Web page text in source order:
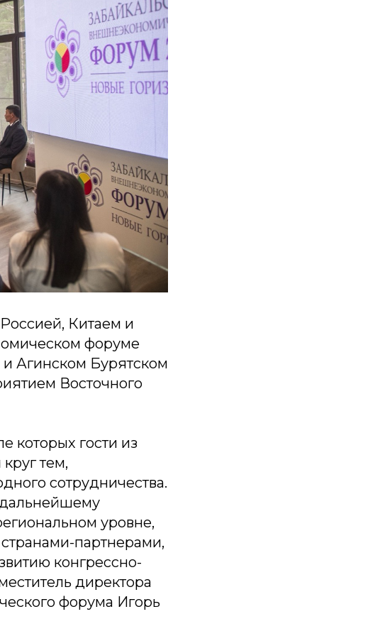
Китаем и
форуме
и Агинском Бурятском
Восточного
которых гости из
тем,
сотрудничества.
уровне,
партнерами,
конгрессно-
директора
форума Игорь